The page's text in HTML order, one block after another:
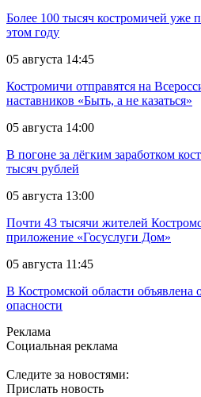
Более 100 тысяч костромичей уже
этом году
05 августа 14:45
Костромичи отправятся на
наставников «Быть, а не казаться»
05 августа 14:00
В погоне за лёгким заработком
тысяч рублей
05 августа 13:00
Почти 43 тысячи жителей
приложение «Госуслуги Дом»
05 августа 11:45
В Костромской области объявлена
опасности
Реклама
Социальная реклама
Следите за новостями:
Прислать новость